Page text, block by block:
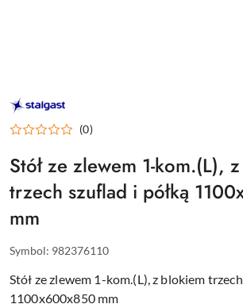
STALGAST
–
WYPOSAŻENIE
DLA
(0)
Stół ze zlewem 1-kom.(L),
trzech szuflad i półką
mm
Symbol: 982376110
Stół ze zlewem 1-kom.(L), z blokiem
1100x600x850 mm